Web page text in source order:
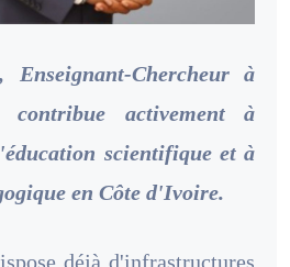
Chercheur à
contribue activement à
scientifique et à
en Côte d'Ivoire.
déjà d'infrastructures